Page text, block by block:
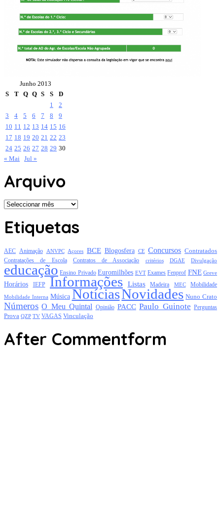
Junho 2013
S
T Q Q S S
D
1
2
3
4 5 6 7 8
9
10 11 12 13 14 15 16
17 18 19 20 21 22 23
24 25 26 27 28 29 30
« Mai
Jul »
Arquivo
Arquivo
Etiquetas
AEC Animação ANVPC Açores BCE Blogosfera CE Concursos Contratados
Contratações de Escola Contratos de Associação critérios DGAE Divulgação
educação Ensino Privado Euromilhões EVT Exames Fenprof FNE Greve
Horários IEFP Informações Listas Madeira MEC Mobilidade
Mobilidade Interna Música NotíciasNovidades Nuno Crato
Números O Meu Quintal Opinião PACC Paulo Guinote Perguntas
Prova QZP TV VAGAS Vinculação
After Commentform